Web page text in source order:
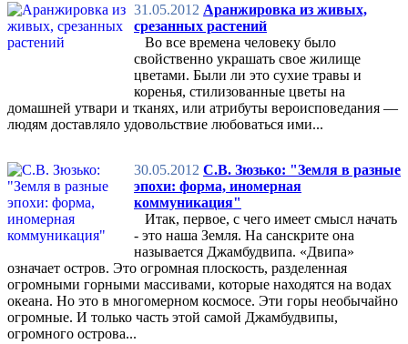
31.05.2012 Аранжировка из живых,
срезанных растений
Во все времена человеку было
свойственно украшать свое жилище
цветами. Были ли это сухие травы и
коренья, стилизованные цветы на
домашней утвари и тканях, или атрибуты вероисповедания —
людям доставляло удовольствие любоваться ими...
30.05.2012 С.В. Зюзько: "Земля в разные
эпохи: форма, иномерная
коммуникация"
Итак, первое, с чего имеет смысл начать
- это наша Земля. На санскрите она
называется Джамбудвипа. «Двипа»
означает остров. Это огромная плоскость, разделенная
огромными горными массивами, которые находятся на водах
океана. Но это в многомерном космосе. Эти горы необычайно
огромные. И только часть этой самой Джамбудвипы,
огромного острова...